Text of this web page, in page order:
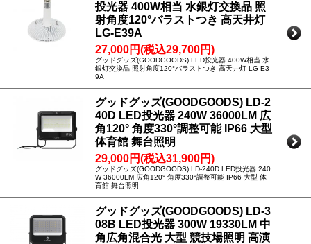
投光器 400W相当 水銀灯交換品 照
射角度120°バラストつき 高天井灯
LG-E39A
27,000円(税込29,700円)
グッドグッズ(GOODGOODS) LED投光器 400W相当 水
銀灯交換品 照射角度120°バラストつき 高天井灯 LG-E3
9A
グッドグッズ(GOODGOODS) LD-2
40D LED投光器 240W 36000LM 広
角120° 角度330°調整可能 IP66 大型
体育館 舞台照明
29,000円(税込31,900円)
グッドグッズ(GOODGOODS) LD-240D LED投光器 240
W 36000LM 広角120° 角度330°調整可能 IP66 大型 体
育館 舞台照明
グッドグッズ(GOODGOODS) LD-3
08B LED投光器 300W 19330LM 中
角広角混合光 大型 競技場照明 高演